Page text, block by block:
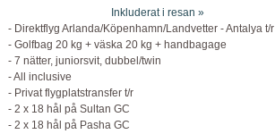
Inkluderat i resan »
- Direktflyg Arlanda/Köpenhamn/Landvetter - Antalya t/r
- Golfbag 20 kg + väska 20 kg + handbagage
- 7 nätter, juniorsvit, dubbel/twin
- All inclusive
- Privat flygplatstransfer t/r
- 2 x 18 hål på Sultan GC
- 2 x 18 hål på Pasha GC